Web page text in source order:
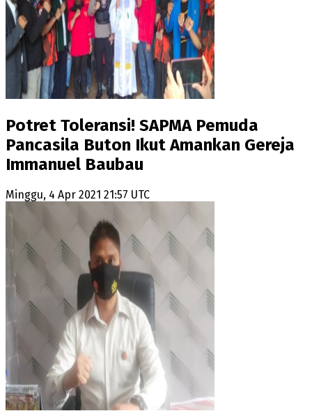
Potret Toleransi! SAPMA Pemuda
Pancasila Buton Ikut Amankan Gereja
Immanuel Baubau
Minggu, 4 Apr 2021 21:57 UTC